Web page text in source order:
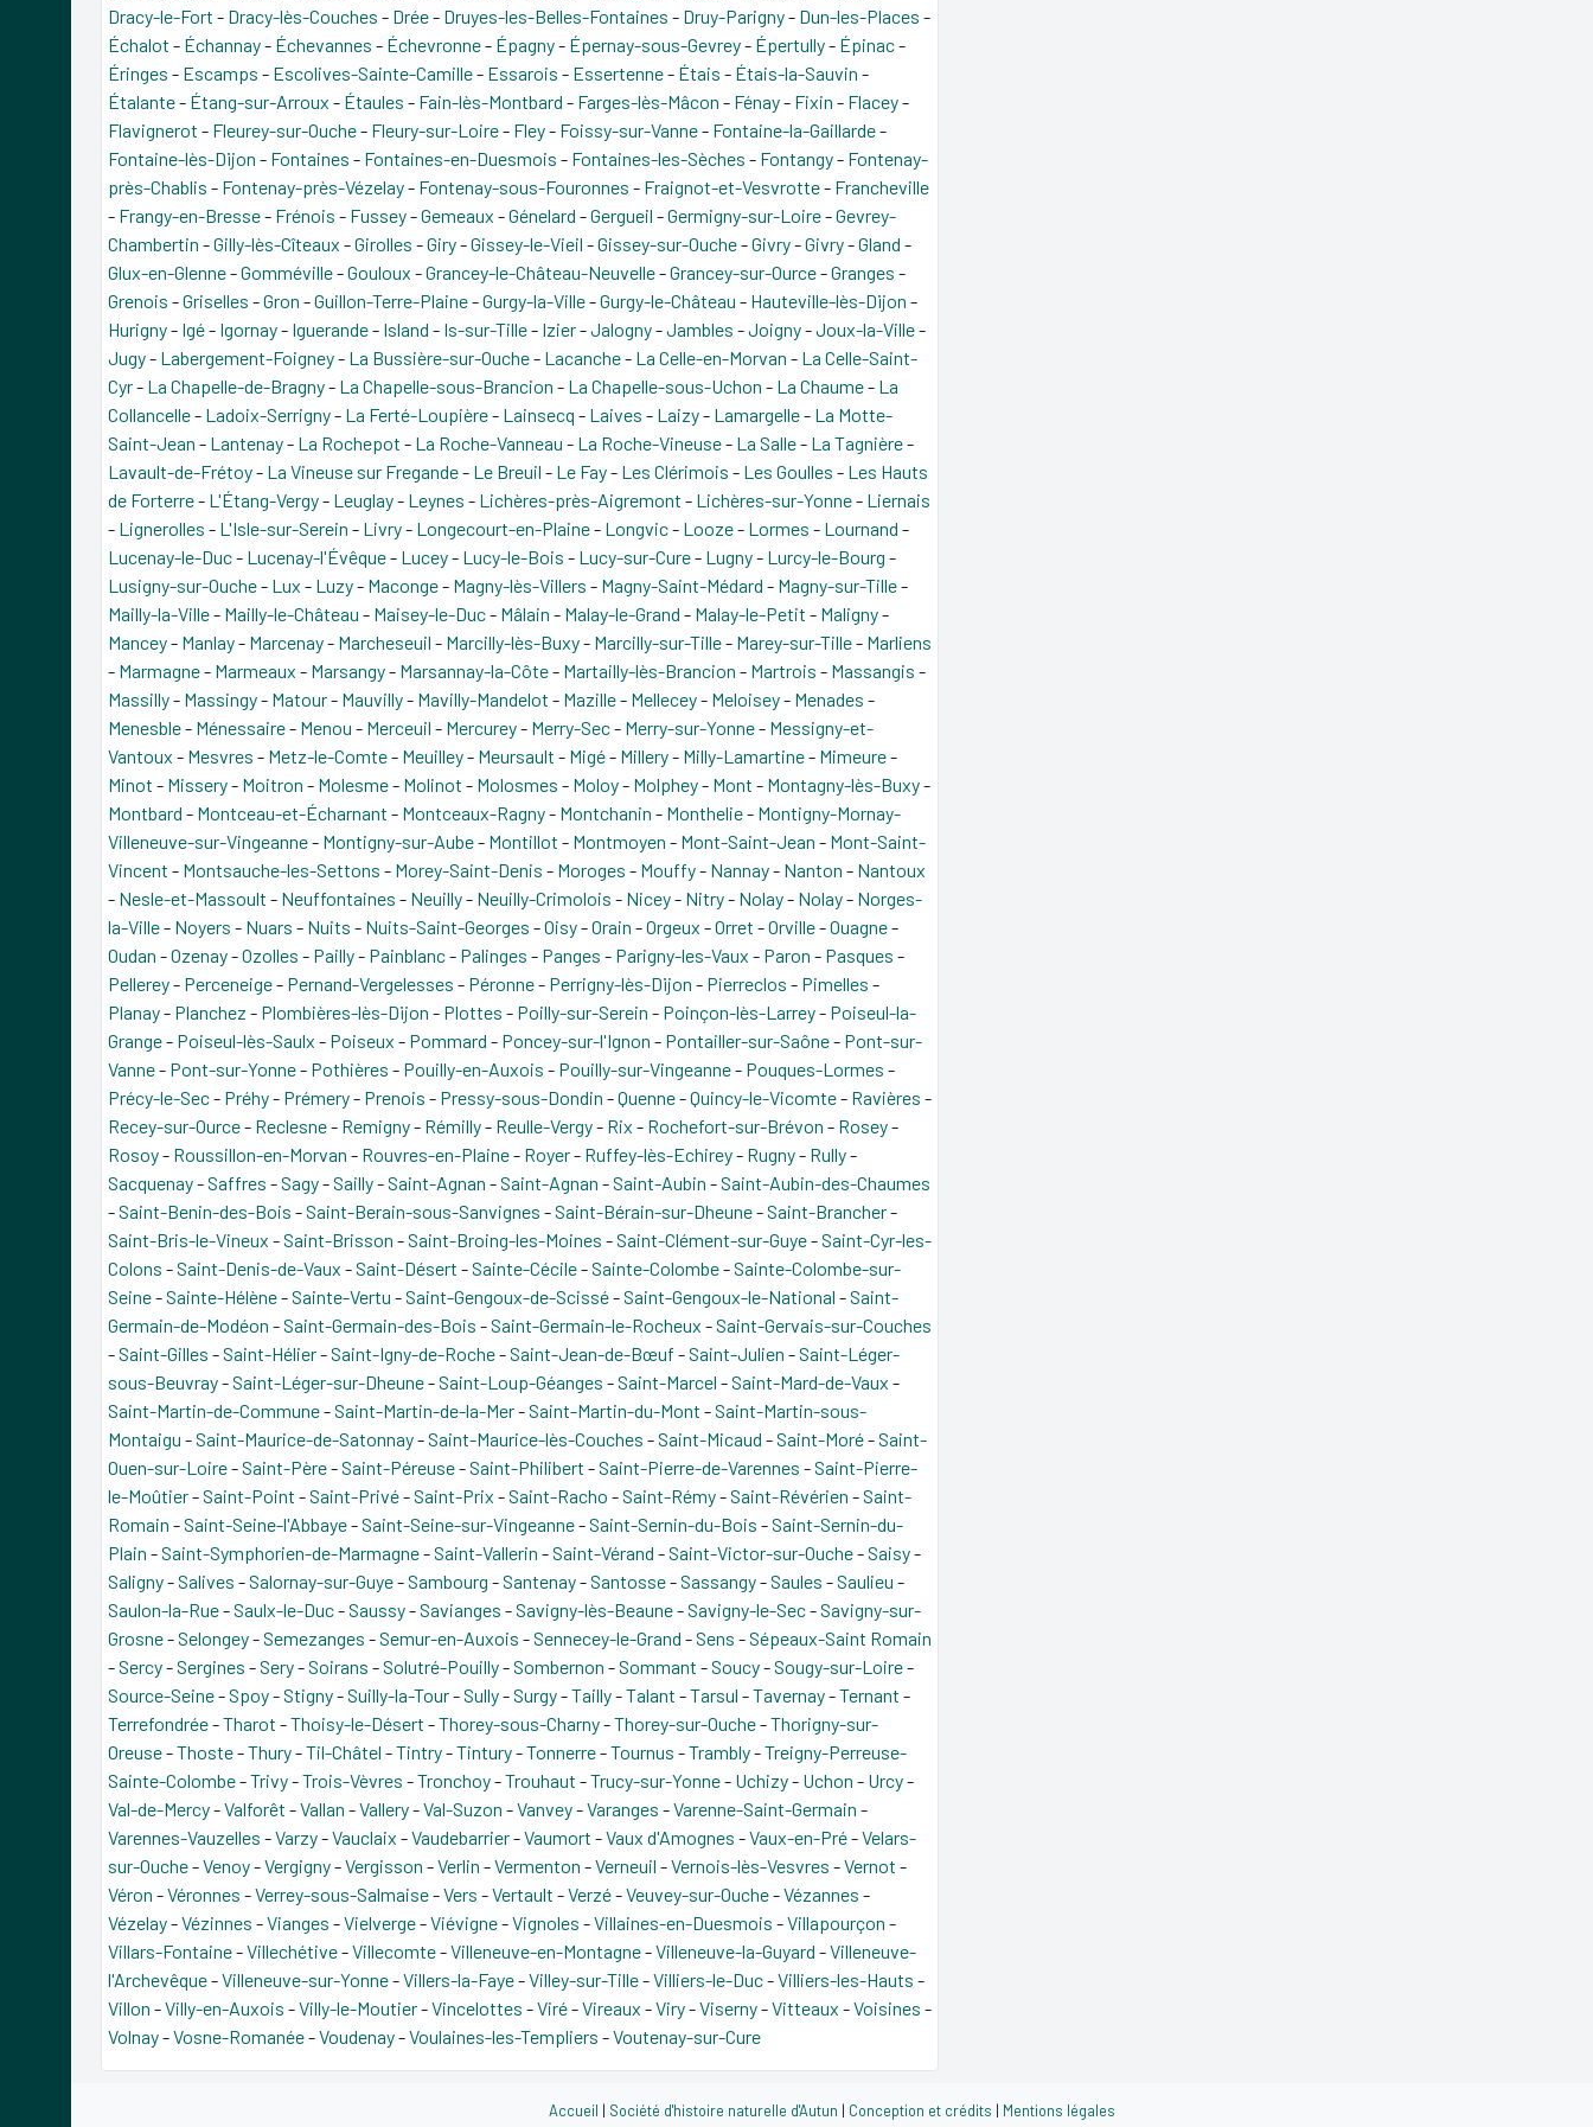
Dracy-le-Fort - Dracy-lès-Couches - Drée- Druyes-les-Belles-Fontaines - Druy-Parigny- Dun-les-Places -
Échalot - Échannay- Échevannes - Échevronne- Épagny- Épernay-sous-Gevrey- Épertully- Épinac-
Éringes - Escamps - Escolives-Sainte-Camille- Essarois - Essertenne- Étais - Étais-la-Sauvin -
Étalante- Étang-sur-Arroux - Étaules - Fain-lès-Montbard - Farges-lès-Mâcon - Fénay- Fixin - Flacey-
Flavignerot - Fleurey-sur-Ouche- Fleury-sur-Loire- Fley- Foissy-sur-Vanne- Fontaine-la-Gaillarde-
Fontaine-lès-Dijon - Fontaines - Fontaines-en-Duesmois - Fontaines-les-Sèches - Fontangy- Fontenay-
près-Chablis - Fontenay-près-Vézelay- Fontenay-sous-Fouronnes - Fraignot-et-Vesvrotte- Francheville
- Frangy-en-Bresse- Frénois - Fussey-Gemeaux -Génelard -Gergueil -Germigny-sur-Loire-Gevrey-
Chambertin -Gilly-lès-Cîteaux -Girolles -Giry-Gissey-le-Vieil -Gissey-sur-Ouche-Givry-Givry-Gland -
Glux-en-Glenne-Gomméville-Gouloux -Grancey-le-Château-Neuvelle-Grancey-sur-Ource-Granges -
Grenois -Griselles -Gron -Guillon-Terre-Plaine-Gurgy-la-Ville-Gurgy-le-Château - Hauteville-lès-Dijon -
Hurigny- Igé- Igornay- Iguerande- Island - Is-sur-Tille- Izier-Jalogny-Jambles -Joigny-Joux-la-Ville-
Jugy- Labergement-Foigney- La Bussière-sur-Ouche- Lacanche- La Celle-en-Morvan - La Celle-Saint-
Cyr- La Chapelle-de-Bragny- La Chapelle-sous-Brancion - La Chapelle-sous-Uchon - La Chaume- La
Collancelle- Ladoix-Serrigny- La Ferté-Loupière- Lainsecq - Laives - Laizy- Lamargelle- La Motte-
Saint-Jean - Lantenay- La Rochepot - La Roche-Vanneau - La Roche-Vineuse- La Salle- La Tagnière-
Lavault-de-Frétoy- La Vineuse sur Fregande- Le Breuil - Le Fay- Les Clérimois - Les Goulles - Les Hauts
de Forterre- L'Étang-Vergy- Leuglay- Leynes - Lichères-près-Aigremont - Lichères-sur-Yonne- Liernais
- Lignerolles - L'Isle-sur-Serein - Livry- Longecourt-en-Plaine- Longvic- Looze- Lormes - Lournand -
Lucenay-le-Duc- Lucenay-l'Évêque- Lucey- Lucy-le-Bois - Lucy-sur-Cure- Lugny- Lurcy-le-Bourg -
Lusigny-sur-Ouche- Lux - Luzy- Maconge- Magny-lès-Villers - Magny-Saint-Médard - Magny-sur-Tille-
Mailly-la-Ville- Mailly-le-Château - Maisey-le-Duc- Mâlain - Malay-le-Grand - Malay-le-Petit - Maligny-
Mancey- Manlay- Marcenay- Marcheseuil - Marcilly-lès-Buxy- Marcilly-sur-Tille- Marey-sur-Tille- Marliens
- Marmagne- Marmeaux - Marsangy- Marsannay-la-Côte- Martailly-lès-Brancion - Martrois - Massangis -
Massilly- Massingy- Matour- Mauvilly- Mavilly-Mandelot - Mazille- Mellecey- Meloisey- Menades -
Menesble- Ménessaire- Menou - Merceuil - Mercurey- Merry-Sec- Merry-sur-Yonne- Messigny-et-
Vantoux - Mesvres - Metz-le-Comte- Meuilley- Meursault - Migé- Millery- Milly-Lamartine- Mimeure-
Minot - Missery- Moitron - Molesme- Molinot - Molosmes - Moloy- Molphey- Mont - Montagny-lès-Buxy-
Montbard - Montceau-et-Écharnant - Montceaux-Ragny- Montchanin - Monthelie- Montigny-Mornay-
Villeneuve-sur-Vingeanne- Montigny-sur-Aube- Montillot - Montmoyen - Mont-Saint-Jean - Mont-Saint-
Vincent - Montsauche-les-Settons - Morey-Saint-Denis - Moroges - Mouffy- Nannay- Nanton - Nantoux
- Nesle-et-Massoult - Neuffontaines - Neuilly- Neuilly-Crimolois - Nicey- Nitry- Nolay- Nolay- Norges-
la-Ville- Noyers - Nuars - Nuits - Nuits-Saint-Georges -Oisy-Orain -Orgeux -Orret -Orville-Ouagne-
Oudan -Ozenay-Ozolles - Pailly- Painblanc- Palinges - Panges - Parigny-les-Vaux - Paron - Pasques -
Pellerey- Perceneige- Pernand-Vergelesses - Péronne- Perrigny-lès-Dijon - Pierreclos - Pimelles -
Planay- Planchez - Plombières-lès-Dijon - Plottes - Poilly-sur-Serein - Poinçon-lès-Larrey- Poiseul-la-
Grange- Poiseul-lès-Saulx - Poiseux - Pommard - Poncey-sur-l'Ignon - Pontailler-sur-Saône- Pont-sur-
Vanne- Pont-sur-Yonne- Pothières - Pouilly-en-Auxois - Pouilly-sur-Vingeanne- Pouques-Lormes -
Précy-le-Sec- Préhy- Prémery- Prenois - Pressy-sous-Dondin -Quenne-Quincy-le-Vicomte- Ravières -
Recey-sur-Ource- Reclesne- Remigny- Rémilly- Reulle-Vergy- Rix - Rochefort-sur-Brévon - Rosey-
Rosoy- Roussillon-en-Morvan - Rouvres-en-Plaine- Royer- Ruffey-lès-Echirey- Rugny- Rully-
Sacquenay-Saffres -Sagy-Sailly-Saint-Agnan -Saint-Agnan -Saint-Aubin -Saint-Aubin-des-Chaumes
-Saint-Benin-des-Bois -Saint-Berain-sous-Sanvignes -Saint-Bérain-sur-Dheune-Saint-Brancher-
Saint-Bris-le-Vineux -Saint-Brisson -Saint-Broing-les-Moines -Saint-Clément-sur-Guye-Saint-Cyr-les-
Colons -Saint-Denis-de-Vaux -Saint-Désert -Sainte-Cécile-Sainte-Colombe-Sainte-Colombe-sur-
Seine-Sainte-Hélène-Sainte-Vertu -Saint-Gengoux-de-Scissé-Saint-Gengoux-le-National -Saint-
Germain-de-Modéon -Saint-Germain-des-Bois -Saint-Germain-le-Rocheux -Saint-Gervais-sur-Couches
-Saint-Gilles -Saint-Hélier-Saint-Igny-de-Roche-Saint-Jean-de-Bœuf -Saint-Julien -Saint-Léger-
sous-Beuvray-Saint-Léger-sur-Dheune-Saint-Loup-Géanges -Saint-Marcel -Saint-Mard-de-Vaux -
Saint-Martin-de-Commune-Saint-Martin-de-la-Mer-Saint-Martin-du-Mont -Saint-Martin-sous-
Montaigu -Saint-Maurice-de-Satonnay-Saint-Maurice-lès-Couches -Saint-Micaud -Saint-Moré-Saint-
Ouen-sur-Loire-Saint-Père-Saint-Péreuse-Saint-Philibert -Saint-Pierre-de-Varennes -Saint-Pierre-
le-Moûtier-Saint-Point -Saint-Privé-Saint-Prix -Saint-Racho -Saint-Rémy-Saint-Révérien -Saint-
Romain -Saint-Seine-l'Abbaye-Saint-Seine-sur-Vingeanne-Saint-Sernin-du-Bois -Saint-Sernin-du-
Plain -Saint-Symphorien-de-Marmagne-Saint-Vallerin -Saint-Vérand -Saint-Victor-sur-Ouche-Saisy-
Saligny-Salives -Salornay-sur-Guye-Sambourg -Santenay-Santosse-Sassangy-Saules -Saulieu -
Saulon-la-Rue-Saulx-le-Duc-Saussy-Savianges -Savigny-lès-Beaune-Savigny-le-Sec-Savigny-sur-
Grosne-Selongey-Semezanges -Semur-en-Auxois -Sennecey-le-Grand -Sens -Sépeaux-Saint Romain
-Sercy-Sergines -Sery-Soirans -Solutré-Pouilly-Sombernon -Sommant -Soucy-Sougy-sur-Loire-
Source-Seine-Spoy-Stigny-Suilly-la-Tour-Sully-Surgy-Tailly-Talant -Tarsul -Tavernay-Ternant -
Terrefondrée-Tharot -Thoisy-le-Désert -Thorey-sous-Charny-Thorey-sur-Ouche-Thorigny-sur-
Oreuse-Thoste-Thury-Til-Châtel -Tintry-Tintury-Tonnerre-Tournus -Trambly-Treigny-Perreuse-
Sainte-Colombe-Trivy-Trois-Vèvres -Tronchoy-Trouhaut -Trucy-sur-Yonne- Uchizy- Uchon - Urcy-
Val-de-Mercy-Valforêt -Vallan -Vallery-Val-Suzon -Vanvey-Varanges -Varenne-Saint-Germain -
Varennes-Vauzelles -Varzy-Vauclaix -Vaudebarrier-Vaumort -Vaux d'Amognes -Vaux-en-Pré-Velars-
sur-Ouche-Venoy-Vergigny-Vergisson -Verlin -Vermenton -Verneuil -Vernois-lès-Vesvres -Vernot -
Véron -Véronnes -Verrey-sous-Salmaise-Vers -Vertault -Verzé-Veuvey-sur-Ouche-Vézannes -
Vézelay-Vézinnes -Vianges -Vielverge-Viévigne-Vignoles -Villaines-en-Duesmois -Villapourçon -
Villars-Fontaine-Villechétive-Villecomte-Villeneuve-en-Montagne-Villeneuve-la-Guyard -Villeneuve-
l'Archevêque-Villeneuve-sur-Yonne-Villers-la-Faye-Villey-sur-Tille-Villiers-le-Duc-Villiers-les-Hauts -
Villon -Villy-en-Auxois -Villy-le-Moutier-Vincelottes -Viré-Vireaux -Viry-Viserny-Vitteaux -Voisines -
Volnay-Vosne-Romanée-Voudenay-Voulaines-les-Templiers -Voutenay-sur-Cure
Accueil | Société d'histoire naturelle d'Autun | Conception et crédits | Mentions légales